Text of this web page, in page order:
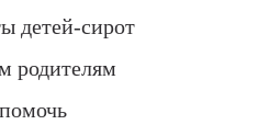
детей-сирот
родителям